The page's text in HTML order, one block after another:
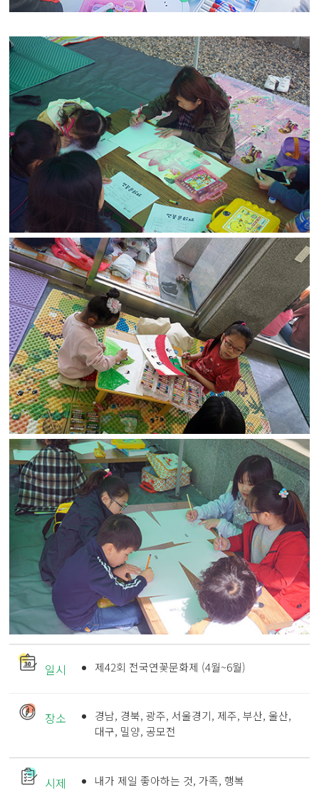
일시 제42회 전국연꽃문화제 (4월~6월)
장소
경남, 경북, 광주, 서울경기, 제주, 부산, 울산,
대구, 밀양, 공모전
시제 내가 제일 좋아하는 것, 가족, 행복